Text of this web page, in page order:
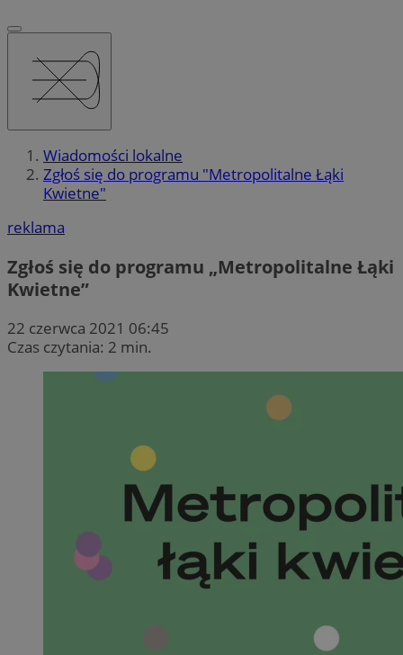
Wiadomości lokalne
Zgłoś się do programu "Metropolitalne Łąki
Kwietne"
reklama
Zgłoś się do programu „Metropolitalne Łąki
Kwietne”
22 czerwca 2021 06:45
Czas czytania: 2 min.